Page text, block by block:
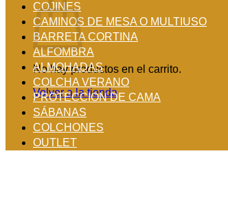
No hay productos en el carrito.
Volver a la tienda
COJINES
CAMINOS DE MESA O MULTIUSO
BARRETA CORTINA
ALFOMBRA
ALMOHADAS
COLCHA VERANO
PROTECCION DE CAMA
SÁBANAS
COLCHONES
OUTLET